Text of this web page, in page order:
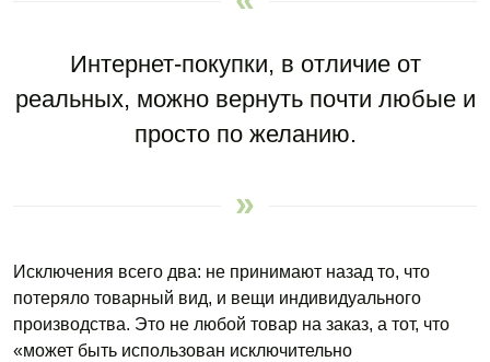
Интернет-покупки, в отличие от
реальных, можно вернуть почти любые и
просто по желанию.
Исключения всего два: не принимают назад то, что
потеряло товарный вид, и вещи индивидуального
производства. Это не любой товар на заказ, а тот, что
«может быть использован исключительно